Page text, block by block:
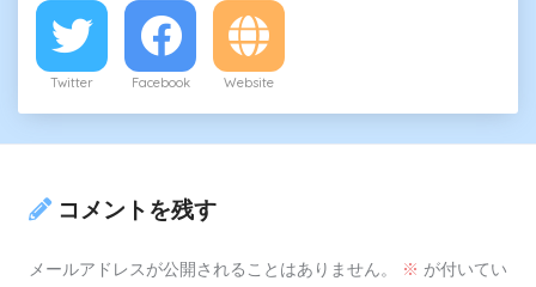
Twitter Facebook Website
コメントを残す
メールアドレスが公開されることはありません。 ※ が付いてい